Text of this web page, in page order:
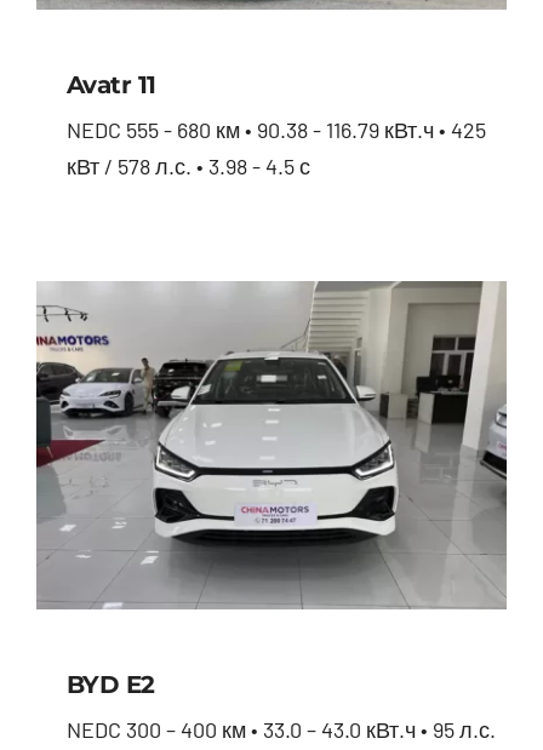
Avatr 11
NEDC 555 - 680 км • 90.38 - 116.79 кВт.ч • 425
кВт / 578 л.с. • 3.98 - 4.5 с
BYD E2
NEDC 300 – 400 км • 33.0 – 43.0 кВт.ч • 95 л.с.